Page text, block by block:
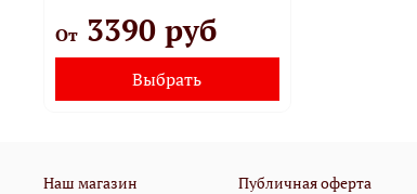
От 3390 руб
Выбрать
Наш магазин
Публичная оферта